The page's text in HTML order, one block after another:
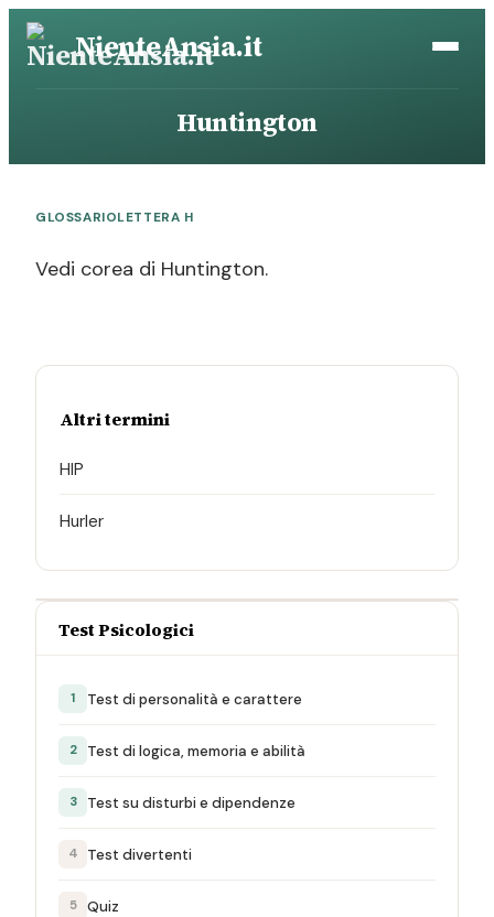
Vai
NienteAnsia.it
Huntington
GLOSSARIOLETTERA H
Vedi corea di Huntington.
Altri termini
HIP
Hurler
Test Psicologici
1 Test di personalità e carattere
2 Test di logica, memoria e abilità
3 Test su disturbi e dipendenze
4 Test divertenti
5 Quiz